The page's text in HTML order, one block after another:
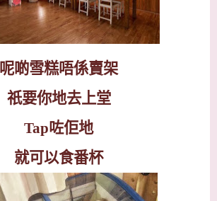
呢啲雪糕唔係賣架
祇要你地去上堂
Tap咗佢地
就可以食番杯